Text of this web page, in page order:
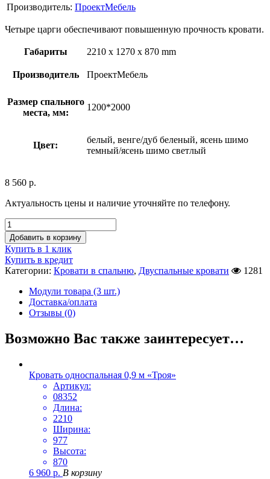
Производитель: ПроектМебель
Четыре царги обеспечивают повышенную прочность кровати.
Габариты 2210 x 1270 x 870 mm
Производитель ПроектМебель
Размер спального
места, мм:
1200*2000
Цвет:
белый, венге/дуб беленый, ясень шимо
темный/ясень шимо светлый
8 560 р.
Актуальность цены и наличие уточняйте по телефону.
Добавить в корзину
Купить в 1 клик
Купить в кредит
Категории: Кровати в спальню, Двуспальные кровати
1281
Модули товара (3 шт.)
Доставка/оплата
Отзывы (0)
Возможно Вас также заинтересует…
Кровать односпальная 0,9 м «Троя»
Артикул:
08352
Длина:
2210
Ширина:
977
Высота:
870
6 960 р. В корзину